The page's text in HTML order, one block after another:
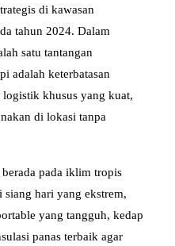
di kawasan
tahun 2024. Dalam
satu tantangan
adalah keterbatasan
khusus yang kuat,
di lokasi tanpa
pada iklim tropis
siang hari yang ekstrem,
yang tangguh, kedap
panas terbaik agar